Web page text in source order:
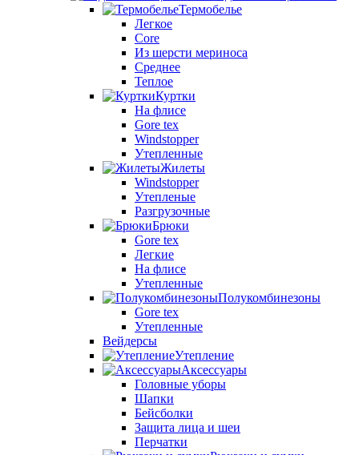
Термобелье
Легкое
Core
Из шерсти мериноса
Среднее
Теплое
Куртки
На флисе
Gore tex
Windstopper
Утепленные
Жилеты
Windstopper
Утепленые
Разгрузочные
Брюки
Gore tex
Легкие
На флисе
Утепленные
Полукомбинезоны
Gore tex
Утепленные
Вейдерсы
Утепление
Аксессуары
Головные уборы
Шапки
Бейсболки
Защита лица и шеи
Перчатки